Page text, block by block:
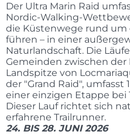
Der Ultra Marin Raid
Nordic-Walking-
die Küstenwege rund um
führen – in einer
Naturlandschaft. Die
Gemeinden zwischen
Landspitze von
der "Grand Raid", umfasst
einer einzigen Etappe bei
Dieser Lauf richtet sich
erfahrene Trailrunner.
24. BIS 28. JUNI 2026